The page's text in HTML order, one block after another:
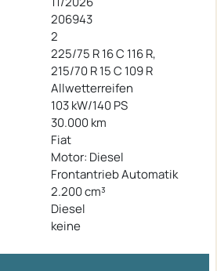
206943
2
225/75 R 16 C 116 R,
215/70 R 15 C 109 R
Allwetterreifen
103 kW/140 PS
30.000 km
Fiat
Motor: Diesel
Frontantrieb Automatik
2.200 cm³
Diesel
keine